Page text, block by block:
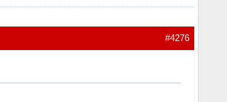
#4276